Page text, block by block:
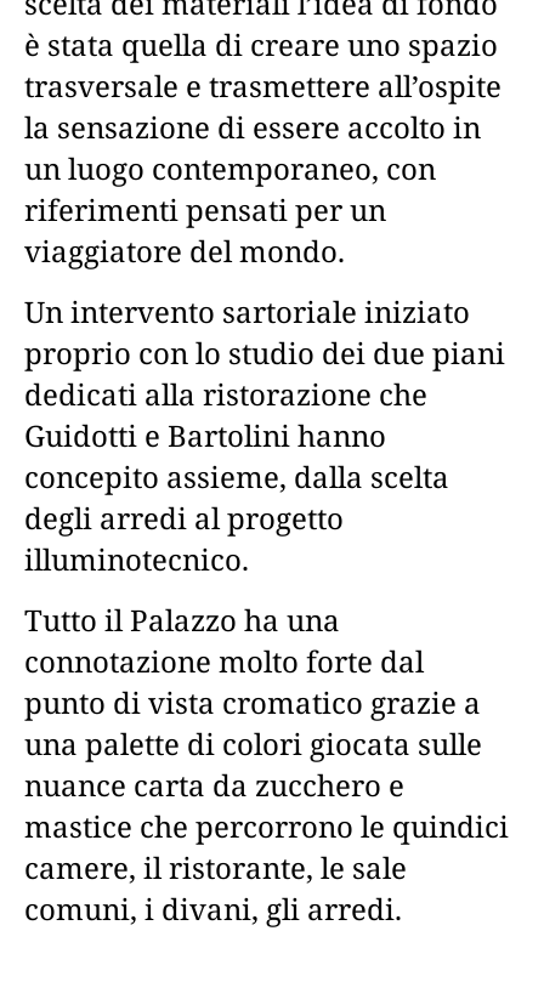
è stata quella di creare uno spazio
trasversale e trasmettere all’ospite
la sensazione di essere accolto in
un luogo contemporaneo, con
riferimenti pensati per un
viaggiatore del mondo.
Un intervento sartoriale iniziato
proprio con lo studio dei due piani
dedicati alla ristorazione che
Guidotti e Bartolini hanno
concepito assieme, dalla scelta
degli arredi al progetto
illuminotecnico.
Tutto il Palazzo ha una
connotazione molto forte dal
punto di vista cromatico grazie a
una palette di colori giocata sulle
nuance carta da zucchero e
mastice che percorrono le quindici
camere, il ristorante, le sale
comuni, i divani, gli arredi.